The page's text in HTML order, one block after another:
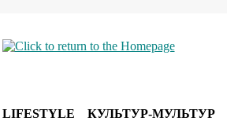
LIFESTYLE КУЛЬТУР-МУЛЬТУР